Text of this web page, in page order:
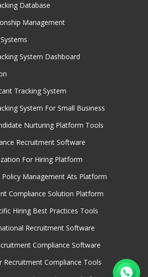
Database
Management
System Dashboard
Tracking System
System For Small Business
Nurturing Platform Tools
Recruitment Software
For Hiring Platform
Policy Management Ats Platform
Compliance Solution Platform
Hiring Best Practices Tools
Recruitment Software
Compliance Software
Recruitment Compliance Tools